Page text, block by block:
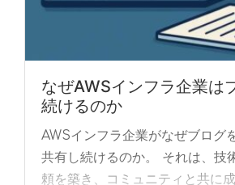
なぜAWSインフラ企業は
続けるのか
AWSインフラ企業がなぜブログ
共有し続けるのか。 それは、技
頼を築き、コミュニティと共に